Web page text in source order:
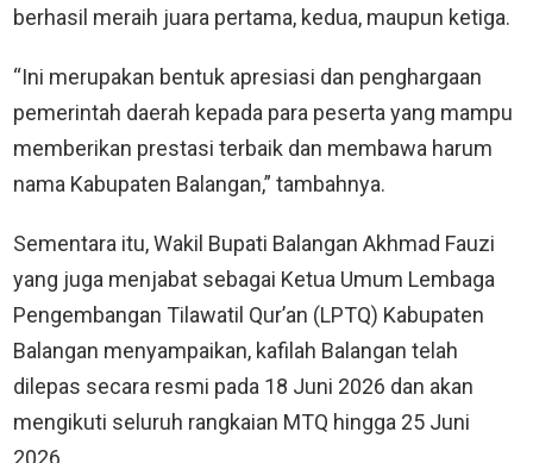
berhasil meraih juara pertama, kedua, maupun ketiga.
“Ini merupakan bentuk apresiasi dan penghargaan
pemerintah daerah kepada para peserta yang mampu
memberikan prestasi terbaik dan membawa harum
nama Kabupaten Balangan,” tambahnya.
Sementara itu, Wakil Bupati Balangan Akhmad Fauzi
yang juga menjabat sebagai Ketua Umum Lembaga
Pengembangan Tilawatil Qur’an (LPTQ) Kabupaten
Balangan menyampaikan, kafilah Balangan telah
dilepas secara resmi pada 18 Juni 2026 dan akan
mengikuti seluruh rangkaian MTQ hingga 25 Juni
2026.